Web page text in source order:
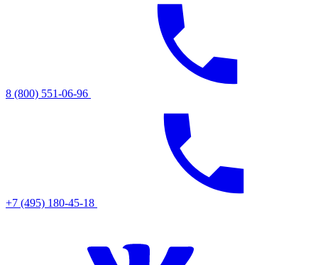
8 (800) 551-06-96
+7 (495) 180-45-18